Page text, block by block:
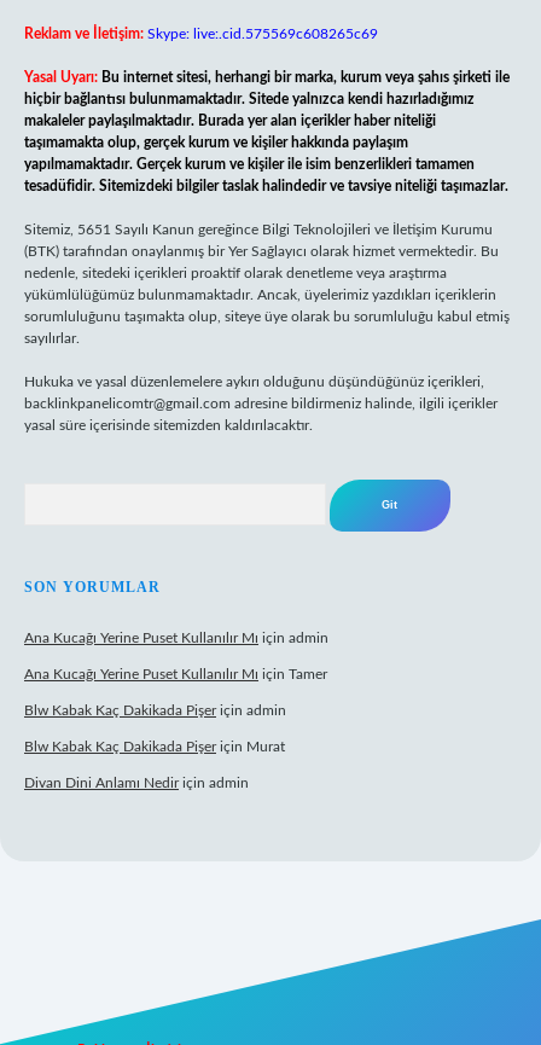
Reklam ve İletişim: Skype: live:.cid.575569c608265c69
Yasal Uyarı: Bu internet sitesi, herhangi bir marka, kurum veya şahıs şirketi ile
hiçbir bağlantısı bulunmamaktadır. Sitede yalnızca kendi hazırladığımız
makaleler paylaşılmaktadır. Burada yer alan içerikler haber niteliği
taşımamakta olup, gerçek kurum ve kişiler hakkında paylaşım
yapılmamaktadır. Gerçek kurum ve kişiler ile isim benzerlikleri tamamen
tesadüfidir. Sitemizdeki bilgiler taslak halindedir ve tavsiye niteliği taşımazlar.
Sitemiz, 5651 Sayılı Kanun gereğince Bilgi Teknolojileri ve İletişim Kurumu
(BTK) tarafından onaylanmış bir Yer Sağlayıcı olarak hizmet vermektedir. Bu
nedenle, sitedeki içerikleri proaktif olarak denetleme veya araştırma
yükümlülüğümüz bulunmamaktadır. Ancak, üyelerimiz yazdıkları içeriklerin
sorumluluğunu taşımakta olup, siteye üye olarak bu sorumluluğu kabul etmiş
sayılırlar.
Hukuka ve yasal düzenlemelere aykırı olduğunu düşündüğünüz içerikleri,
backlinkpanelicomtr@gmail.com adresine bildirmeniz halinde, ilgili içerikler
yasal süre içerisinde sitemizden kaldırılacaktır.
SON YORUMLAR
Ana Kucağı Yerine Puset Kullanılır Mı için admin
Ana Kucağı Yerine Puset Kullanılır Mı için Tamer
Blw Kabak Kaç Dakikada Pişeriçin admin
Blw Kabak Kaç Dakikada Pişeriçin Murat
Divan Dini Anlamı Nediriçin admin